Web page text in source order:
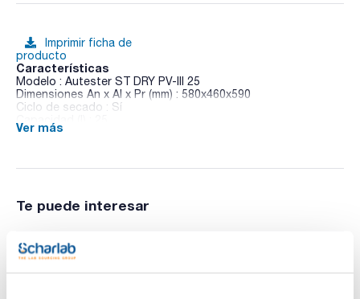
Imprimir ficha de
producto
Características
Modelo : Autester ST DRY PV-III 25
Dimensiones An x Al x Pr (mm) : 580x460x590
Ciclo de secado : Sí
Rango temperatura (ºC) : 105-134
Regulación : Microprocesador con pantalla tactil
Pack (u.) : 1
clase B (Autester ST DRY PV) aptos para esterilizar material
en contacto con sangre.
Ver más
Te puede interesar